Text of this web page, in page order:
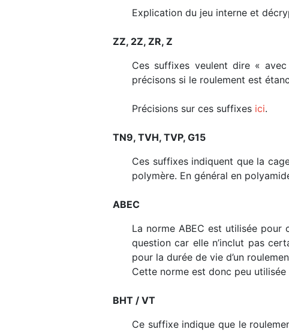
Explication du jeu interne et
ZZ, 2Z, ZR, Z
Ces suffixes veulent dire «
précisons si le roulement est
Précisions sur ces suffixes ici.
TN9, TVH, TVP, G15
Ces suffixes indiquent que la
polymère. En général en
ABEC
La norme ABEC est utilisée pour
question car elle n’inclut pas
pour la durée de vie d’un
Cette norme est donc peu utilisée
BHT / VT
Ce suffixe indique que le